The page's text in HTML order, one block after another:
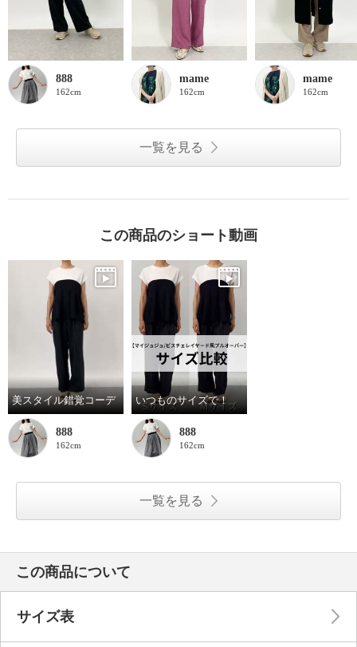
888
162cm
mame
162cm
mame
162cm
一覧を見る
この商品のショート動画
美スタイル錯覚コーデ
888
162cm
いつものサイズで！
888
162cm
一覧を見る
この商品について
サイズ表